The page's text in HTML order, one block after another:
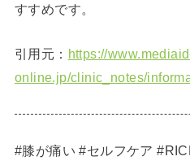
すすめです。
引用元： https://
online.jp/clinic_notes/
#膝が痛い #セルフケア